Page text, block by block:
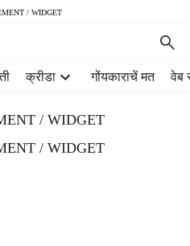
/ WIDGET
क्रीडा गोंयकाराचें मत वेब
/ WIDGET
/ WIDGET